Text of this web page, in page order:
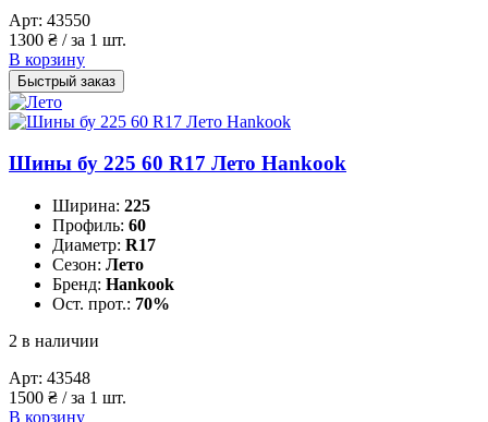
Арт: 43550
1300 ₴ / за 1 шт.
В корзину
Быстрый заказ
Шины бу 225 60 R17 Лето Hankook
Ширина: 225
Профиль: 60
Диаметр: R17
Сезон: Лето
Бренд: Hankook
Ост. прот.: 70%
2 в наличии
Арт: 43548
1500 ₴ / за 1 шт.
В корзину